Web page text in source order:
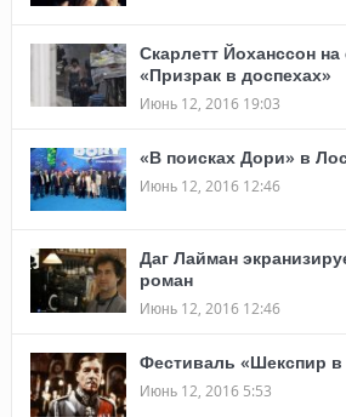
Скарлетт Йоханссон
«Призрак в доспехах»
Июнь 12, 2016 19:03
«В поисках Дори» в
Июнь 12, 2016 12:46
Даг Лайман
роман
Июнь 12, 2016 12:46
Фестиваль «Шекспир
Июнь 12, 2016 5:53